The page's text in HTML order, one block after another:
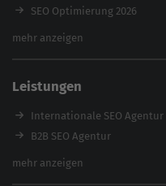
SEO Optimierung 2026
Backlink-Audit 2026
Referenzen
E-Books
Magazin
mehr anzeigen
Leistungen
Internationale SEO Agentur
B2B SEO Agentur
Inhouse SEO Agentur
mehr anzeigen